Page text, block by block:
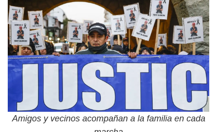
Amigos y vecinos acompañan a la familia en cada